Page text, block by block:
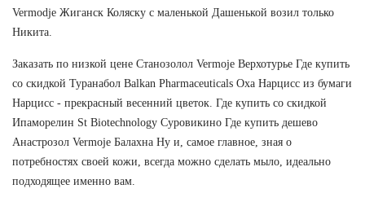
Vermodje Жиганск Коляску с маленькой Дашенькой возил только
Никита.
Заказать по низкой цене Станозолол Vermoje Верхотурье Где купить
со скидкой Туранабол Balkan Pharmaceuticals Оха Нарцисс из бумаги
Нарцисс - прекрасный весенний цветок. Где купить со скидкой
Ипаморелин St Biotechnology Суровикино Где купить дешево
Анастрозол Vermoje Балахна Ну и, самое главное, зная о
потребностях своей кожи, всегда можно сделать мыло, идеально
подходящее именно вам.